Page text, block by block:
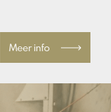
Meer info